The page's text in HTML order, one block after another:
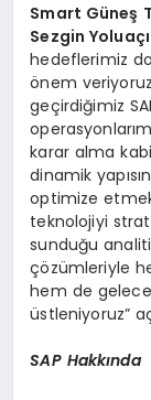
Smart Güneş
Sezgin
hedeflerimiz
önem
geçirdiğimiz
karar alma
dinamik
optimize
teknolojiyi
sunduğu
çözümleriyle
hem de
üstleniyoruz”
SAP Hakkında